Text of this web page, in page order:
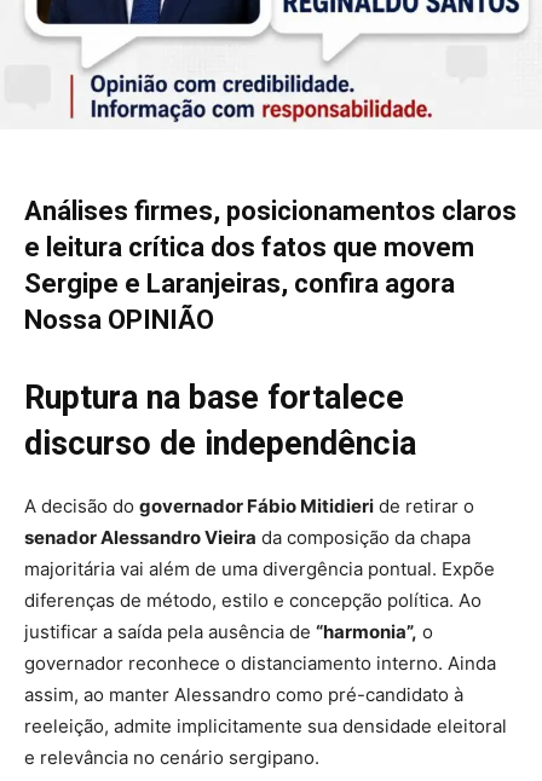
Análises firmes, posicionamentos claros
e leitura crítica dos fatos que movem
Sergipe e Laranjeiras, confira agora
Nossa OPINIÃO
Ruptura na base fortalece
discurso de independência
A decisão do governador Fábio Mitidieri de retirar o
senadorAlessandro Vieira da composição da chapa
majoritária vai além de uma divergência pontual. Expõe
diferenças de método, estilo e concepção política. Ao
justificar a saída pela ausência de “harmonia”, o
governador reconhece o distanciamento interno. Ainda
assim, ao manter Alessandro como pré-candidato à
reeleição, admite implicitamente sua densidade eleitoral
e relevância no cenário sergipano.